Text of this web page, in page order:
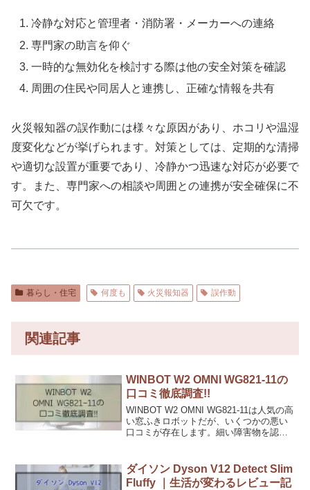
冷静な対応と管理者・消防署・メーカーへの連絡
専門家の助言を仰ぐ
一時的な無効化を検討する際は他の安全対策を確認
周囲の住民や同居人と連携し、正確な情報を共有
火災報知器の誤作動には様々な原因があり、ホコリや温湿
度変化などが挙げられます。対策としては、定期的な清掃
や適切な設置が重要であり、冷静かつ迅速な対応が必要で
す。また、専門家への相談や周囲との連携が安全確保に不
可欠です。
暮らし・住宅 何度も 火災報知器 誤作動
関連記事
WINBOT W2 OMNI WG821-11の
口コミ徹底調査!!
WINBOT W2 OMNI WG821-11は人気の高
い窓ふきロボットだが、いくつかの悪い
口コミが存在します。細い障害物を認識
必要です。動作音が大きく、特に水拭き
モー...
ダイソン Dyson V12 Detect Slim
Fluffy ｜生活が変わるレビュー記